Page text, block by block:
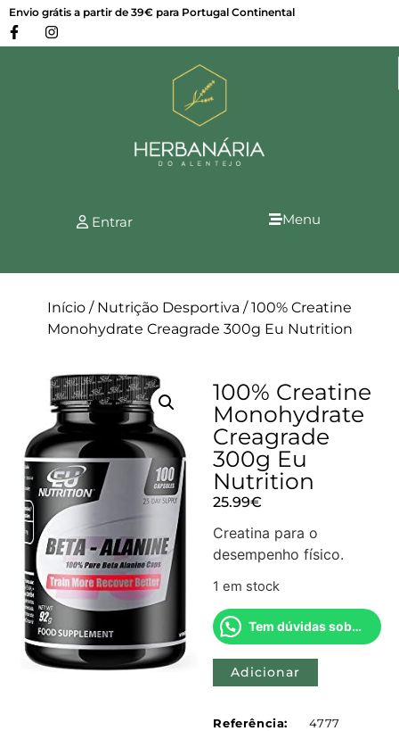
Envio grátis a partir de 39€ para Portugal Continental
Entrar Menu
Início / Nutrição Desportiva / 100% Creatine
Monohydrate Creagrade 300g Eu Nutrition
100% Creatine
Monohydrate
Creagrade
300g Eu
Nutrition
25.99€
Creatina para o
desempenho físico.
1 em stock
Tem dúvidas sobre este produto?
Adicionar
Referência:
4777